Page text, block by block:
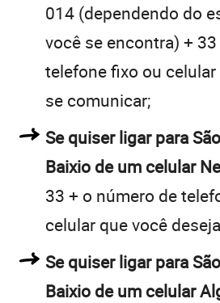
014 (dependendo do
você se encontra) +
telefone fixo ou
se comunicar;
Se quiser ligar para
Baixio de um celular
33 + o número de
celular que você
Se quiser ligar para
Baixio de um celular